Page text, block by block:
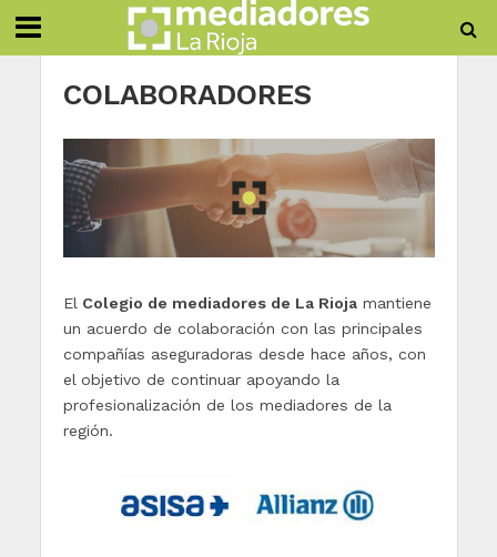
COLABORADORES
El Colegio de mediadores de La Riojamantiene
un acuerdo de colaboración con las principales
compañías aseguradoras desde hace años, con
el objetivo de continuar apoyando la
profesionalización de los mediadores de la
región.